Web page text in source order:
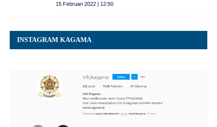
15 Februari 2022 | 12:50
INSTAGRAM KAGAMA